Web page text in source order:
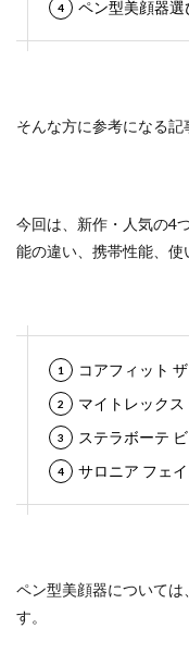
ペン型美顔器
そんな方に参考になる記
今回は、新作・人気の4
能の違い、携帯性能、使
コアフィット
マイトレック
ステラボーテ
サロニア フェ
ペン型美顔器については、
す。